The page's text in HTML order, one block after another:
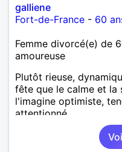
galliene
Fort-de-France - 60
Femme divorcé(e) de
amoureuse
Plutôt rieuse,
fête que le calme et la
l'imagine optimiste,
attentionné.